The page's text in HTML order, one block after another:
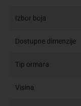
Izbor boja
Dostupne dimenzije
Tip ormara
Visina